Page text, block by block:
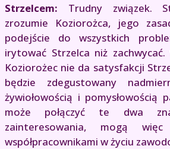
Strzelcem: Trudny związek.
zrozumie Koziorożca, jego
podejście do wszystkich
irytować Strzelca niż
Koziorożec nie da satysfakcji
będzie zdegustowany
żywiołowością i pomysłowością
może połączyć te dwa
zainteresowania, mogą
współpracownikami w życiu